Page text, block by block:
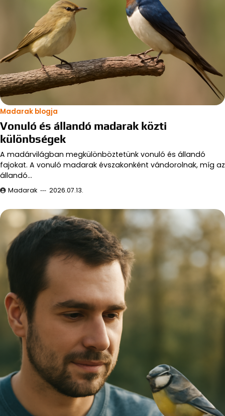
Madarak blogja
Vonuló és állandó madarak közti
különbségek
A madárvilágban megkülönböztetünk vonuló és állandó
fajokat. A vonuló madarak évszakonként vándorolnak, míg az
állandó…
Madarak 2026.07.13.